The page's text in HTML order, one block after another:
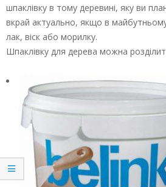
шпаклівку в тому деревині, яку ви
вкрай актуально, якщо в
лак, віск або морилку.
Шпаклівку для дерева можна